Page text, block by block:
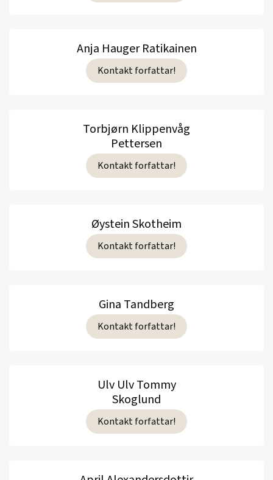
Anja Hauger Ratikainen
Kontakt forfattar!
Torbjørn Klippenvåg
Pettersen
Kontakt forfattar!
Øystein Skotheim
Kontakt forfattar!
Gina Tandberg
Kontakt forfattar!
Ulv Ulv Tommy
Skoglund
Kontakt forfattar!